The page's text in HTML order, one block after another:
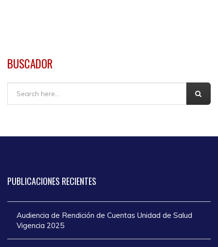
BUSCADOR
Buscar
PUBLICACIONES RECIENTES
Audiencia de Rendición de Cuentas Unidad de Salud
Vigencia 2025